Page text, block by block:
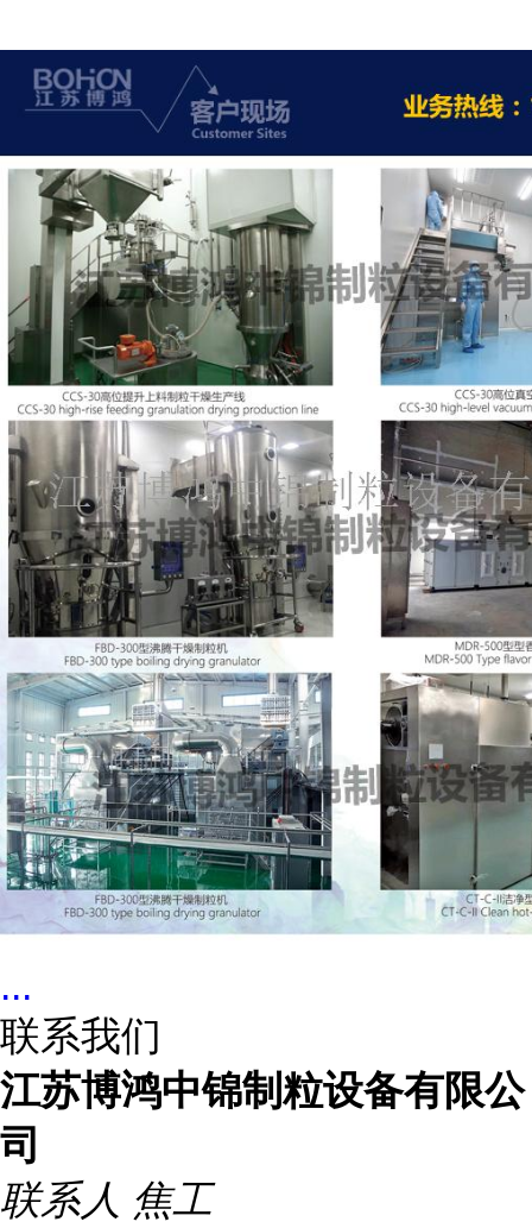
...
联系我们
江苏博鸿中锦制粒设备有限公
司
联系人 焦工